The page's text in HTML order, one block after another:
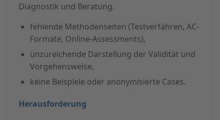
Diagnostik und Beratung.
fehlende Methodenseiten (Testverfahren, AC-
Formate, Online-Assessments),
unzureichende Darstellung der Validität und
Vorgehensweise,
keine Beispiele oder anonymisierte Cases.
Herausforderung